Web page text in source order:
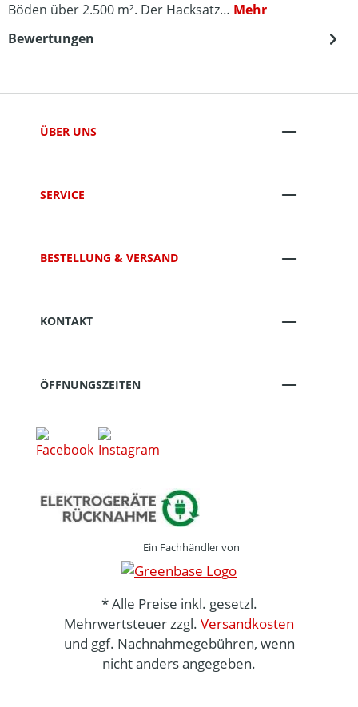
Böden über 2.500 m². Der Hacksatz… Mehr
Bewertungen
ÜBER UNS
SERVICE
BESTELLUNG & VERSAND
KONTAKT
ÖFFNUNGSZEITEN
Ein Fachhändler von
* Alle Preise inkl. gesetzl.
Mehrwertsteuer zzgl. Versandkosten
und ggf. Nachnahmegebühren, wenn
nicht anders angegeben.